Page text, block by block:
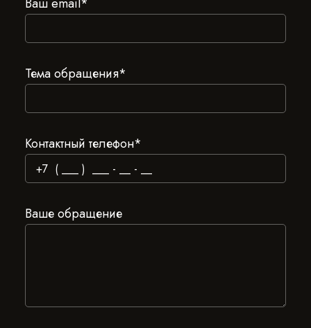
Ваш email*
Тема обращения*
Контактный телефон*
Ваше обращение